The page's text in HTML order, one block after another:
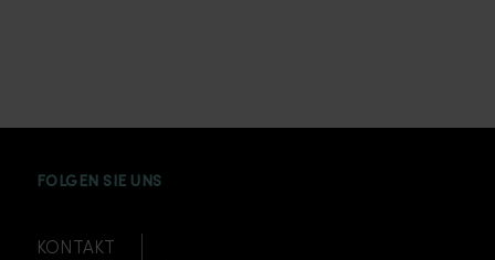
FOLGEN SIE UNS
KONTAKT